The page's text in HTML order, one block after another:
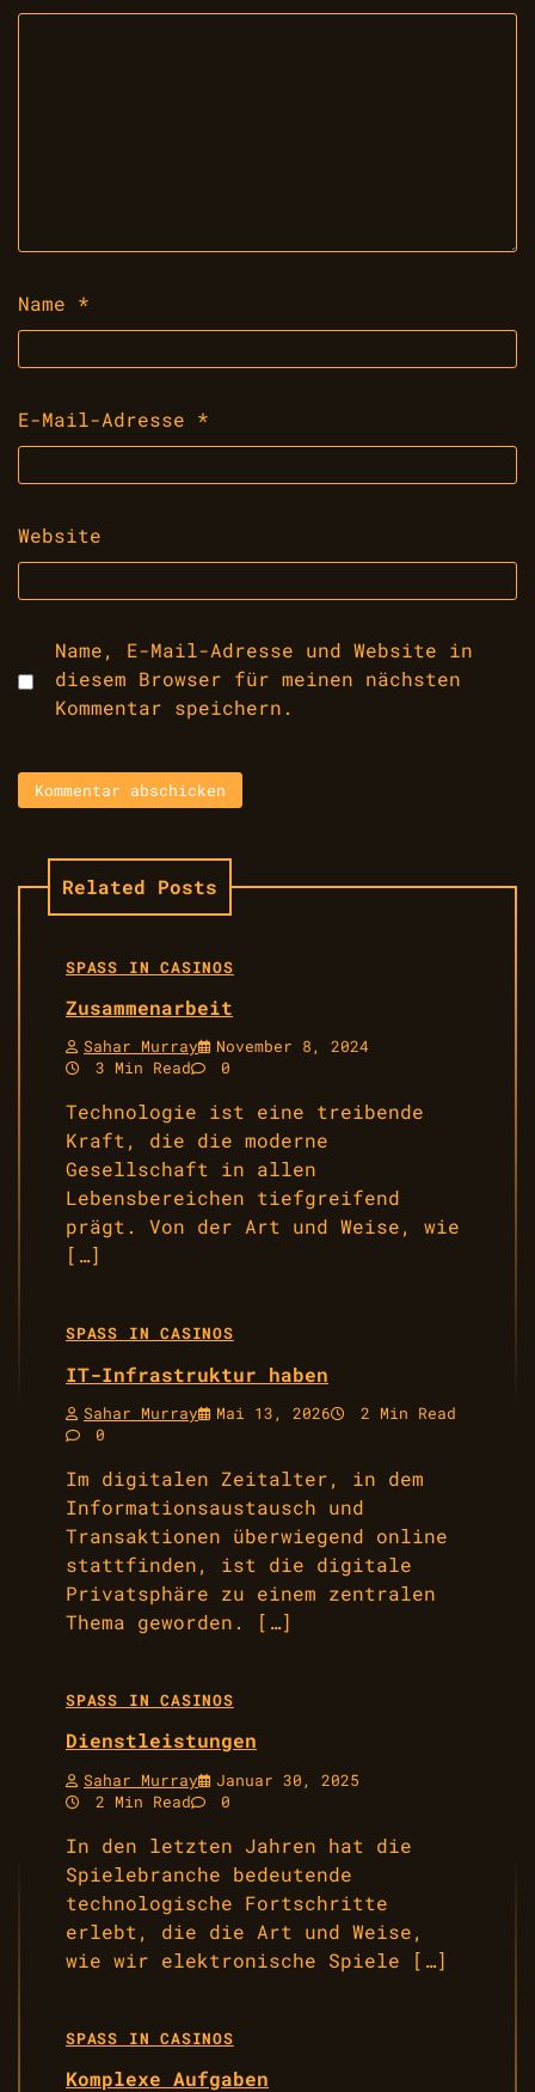
Name *
E-Mail-Adresse *
Website
Name, E-Mail-Adresse und Website in
diesem Browser für meinen nächsten
Kommentar speichern.
Related Posts
SPASS IN CASINOS
Zusammenarbeit
Sahar Murray
November 8, 2024
3 Min Read
0
Technologie ist eine treibende
Kraft, die die moderne
Gesellschaft in allen
Lebensbereichen tiefgreifend
prägt. Von der Art und Weise, wie
[…]
SPASS IN CASINOS
IT-Infrastruktur haben
Sahar Murray Mai 13, 2026
2 Min Read
0
Im digitalen Zeitalter, in dem
Informationsaustausch und
Transaktionen überwiegend online
stattfinden, ist die digitale
Privatsphäre zu einem zentralen
Thema geworden. […]
SPASS IN CASINOS
Dienstleistungen
Sahar Murray
Januar 30, 2025
2 Min Read
0
In den letzten Jahren hat die
Spielebranche bedeutende
technologische Fortschritte
erlebt, die die Art und Weise,
wie wir elektronische Spiele […]
SPASS IN CASINOS
Komplexe Aufgaben